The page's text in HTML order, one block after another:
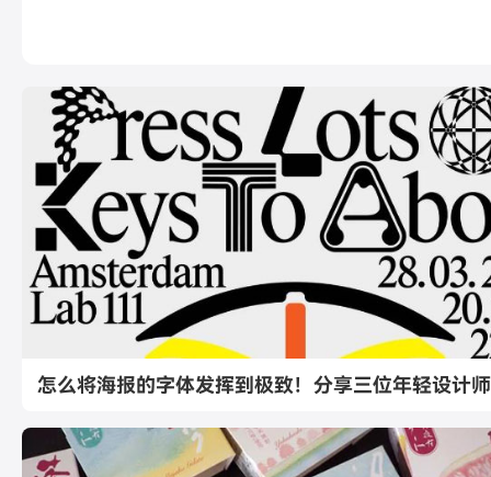
怎么将海报的字体发挥到极致！分享三位年轻设计